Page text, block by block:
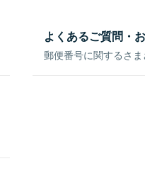
よくあるご質問・
郵便番号に関するさま